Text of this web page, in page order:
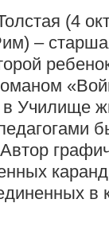
(4
–
в Училище
в